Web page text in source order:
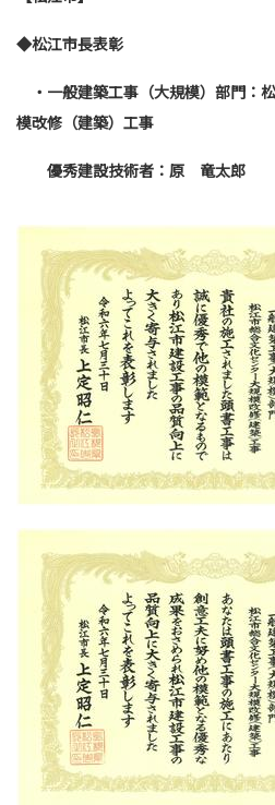
◆松江市長表彰
・一般建築工事（大規模）部門：
模改修（建築）工事
優秀建設技術者：原 竜太郎